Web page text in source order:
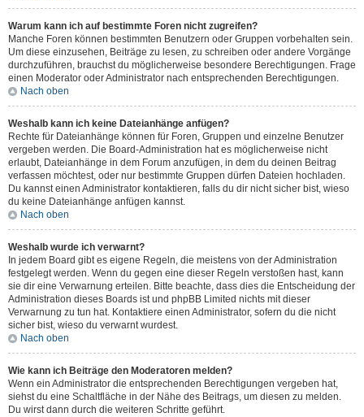
Warum kann ich auf bestimmte Foren nicht zugreifen?
Manche Foren können bestimmten Benutzern oder Gruppen vorbehalten sein.
Um diese einzusehen, Beiträge zu lesen, zu schreiben oder andere Vorgänge
durchzuführen, brauchst du möglicherweise besondere Berechtigungen. Frage
einen Moderator oder Administrator nach entsprechenden Berechtigungen.
Nach oben
Weshalb kann ich keine Dateianhänge anfügen?
Rechte für Dateianhänge können für Foren, Gruppen und einzelne Benutzer
vergeben werden. Die Board-Administration hat es möglicherweise nicht
erlaubt, Dateianhänge in dem Forum anzufügen, in dem du deinen Beitrag
verfassen möchtest, oder nur bestimmte Gruppen dürfen Dateien hochladen.
Du kannst einen Administrator kontaktieren, falls du dir nicht sicher bist, wieso
du keine Dateianhänge anfügen kannst.
Nach oben
Weshalb wurde ich verwarnt?
In jedem Board gibt es eigene Regeln, die meistens von der Administration
festgelegt werden. Wenn du gegen eine dieser Regeln verstoßen hast, kann
sie dir eine Verwarnung erteilen. Bitte beachte, dass dies die Entscheidung der
Administration dieses Boards ist und phpBB Limited nichts mit dieser
Verwarnung zu tun hat. Kontaktiere einen Administrator, sofern du die nicht
sicher bist, wieso du verwarnt wurdest.
Nach oben
Wie kann ich Beiträge den Moderatoren melden?
Wenn ein Administrator die entsprechenden Berechtigungen vergeben hat,
siehst du eine Schaltfläche in der Nähe des Beitrags, um diesen zu melden.
Du wirst dann durch die weiteren Schritte geführt.